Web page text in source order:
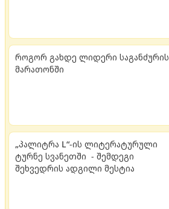
როგორ გახდე ლიდერი საგანძურის
მარათონში
„პალიტრა L“-ის ლიტერატურული
ტურნე სვანეთში - შემდეგი
შეხვედრის ადგილი მესტია